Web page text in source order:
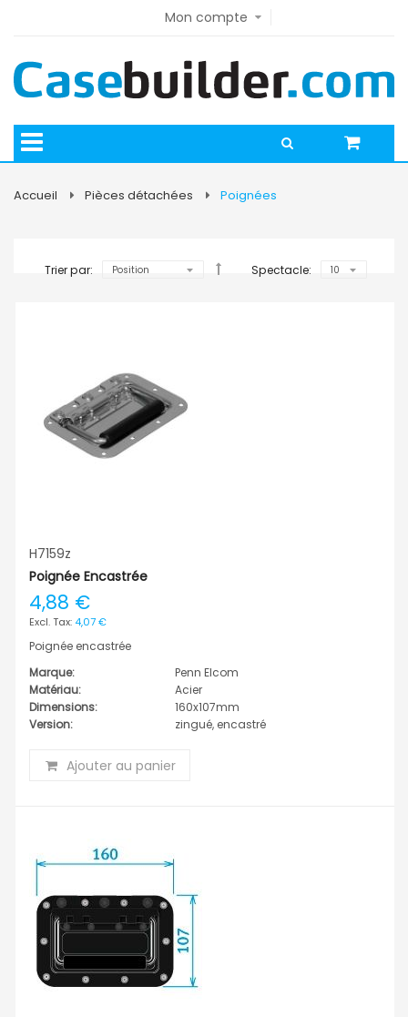
Mon compte
Accueil Pièces détachées Poignées
Trier par: Spectacle:
H7159z
Poignée Encastrée
4,88 €
4,07 €
Poignée encastrée
Marque:
Penn Elcom
Matériau:
Acier
Dimensions:
160x107mm
Version:
zingué, encastré
Ajouter au panier